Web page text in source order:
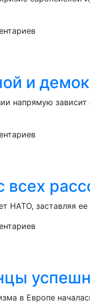
и
напрямую
всех
НАТО, заставляя
в Европе